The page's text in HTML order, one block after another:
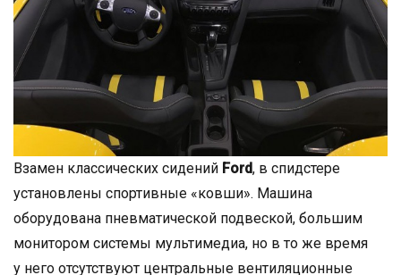
Взамен классических сидений Ford, в спидстере
установлены спортивные «ковши». Машина
оборудована пневматической подвеской, большим
монитором системы мультимедиа, но в то же время
у него отсутствуют центральные вентиляционные